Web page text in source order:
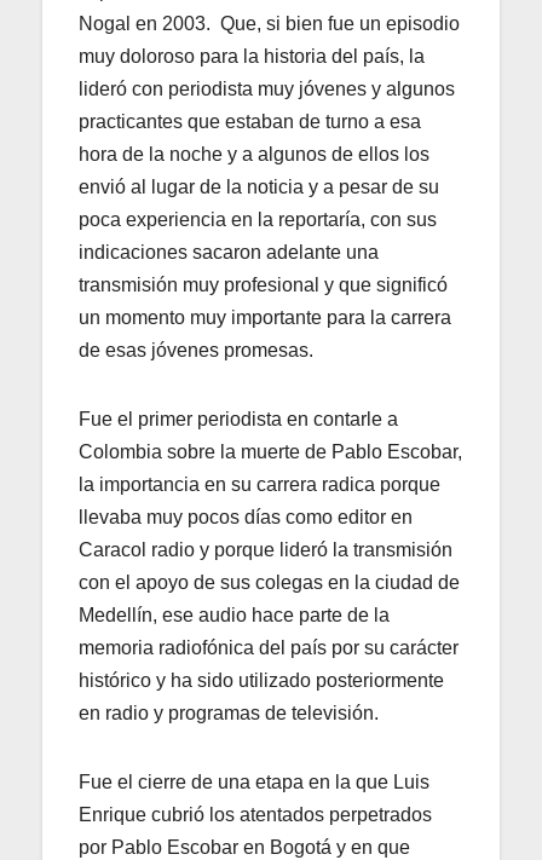
Nogal en 2003. Que, si bien fue un episodio
muy doloroso para la historia del país, la
lideró con periodista muy jóvenes y algunos
practicantes que estaban de turno a esa
hora de la noche y a algunos de ellos los
envió al lugar de la noticia y a pesar de su
poca experiencia en la reportaría, con sus
indicaciones sacaron adelante una
transmisión muy profesional y que significó
un momento muy importante para la carrera
de esas jóvenes promesas.
Fue el primer periodista en contarle a
Colombia sobre la muerte de Pablo Escobar,
la importancia en su carrera radica porque
llevaba muy pocos días como editor en
Caracol radio y porque lideró la transmisión
con el apoyo de sus colegas en la ciudad de
Medellín, ese audio hace parte de la
memoria radiofónica del país por su carácter
histórico y ha sido utilizado posteriormente
en radio y programas de televisión.
Fue el cierre de una etapa en la que Luis
Enrique cubrió los atentados perpetrados
por Pablo Escobar en Bogotá y en que